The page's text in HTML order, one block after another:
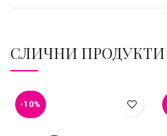
СЛИЧНИ ПРОДУКТИ
-10%